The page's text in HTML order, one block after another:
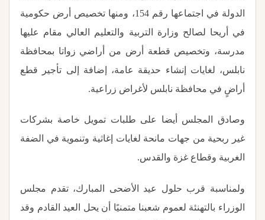
الدولة في اجتماعها رقم 154، ومنها تخصيص أرض حكومية
في أريحا لصالح وزارة التربية والتعليم العالي مقام عليها
مدرسة، وتخصيص قطعة أرض من أراضي زواتا بمحافظة
نابلس، لغايات إنشاء حديقة عامة، إضافة إلى تأجير قطع
أراضٍ في محافظة نابلس لأغراض زراعية.
وصادق المجلس أيضا على طلبات تمويل خاصة بشركات
غير ربحية من جهات مانحة لغايات إغاثية وتنموية في الضفة
الغربية وقطاع غزة والقدس.
ولمناسبة قرب حلول عيد الأضحى المبارك، تقدم مجلس
الوزراء بالتهنئة لعموم شعبنا متمنيًا أن يحل العيد القادم وقد